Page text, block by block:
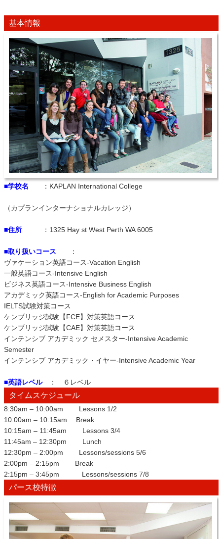
基本情報
■学校名 ：KAPLAN International College
（カプランインターナショナルカレッジ）
■住所 ：1325 Hay st West Perth WA 6005
■取り扱いコース ：
ヴァケーション英語コース-Vacation English
一般英語コース-Intensive English
ビジネス英語コース-Intensive Business English
アカデミック英語コース-English for Academic Purposes
IELTS試験対策コース
ケンブリッジ試験【FCE】対策英語コース
ケンブリッジ試験【CAE】対策英語コース
インテンシブ アカデミック セメスター-Intensive Academic
Semester
インテンシブ アカデミック・イヤー-Intensive Academic Year
■英語レベル： ６レベル
タイムスケジュール
8:30am – 10:00am Lessons 1/2
10:00am – 10:15am Break
10:15am – 11:45am Lessons 3/4
11:45am – 12:30pm Lunch
12:30pm – 2:00pm Lessons/sessions 5/6
2:00pm – 2:15pm Break
2:15pm – 3:45pm Lessons/sessions 7/8
パース校特徴